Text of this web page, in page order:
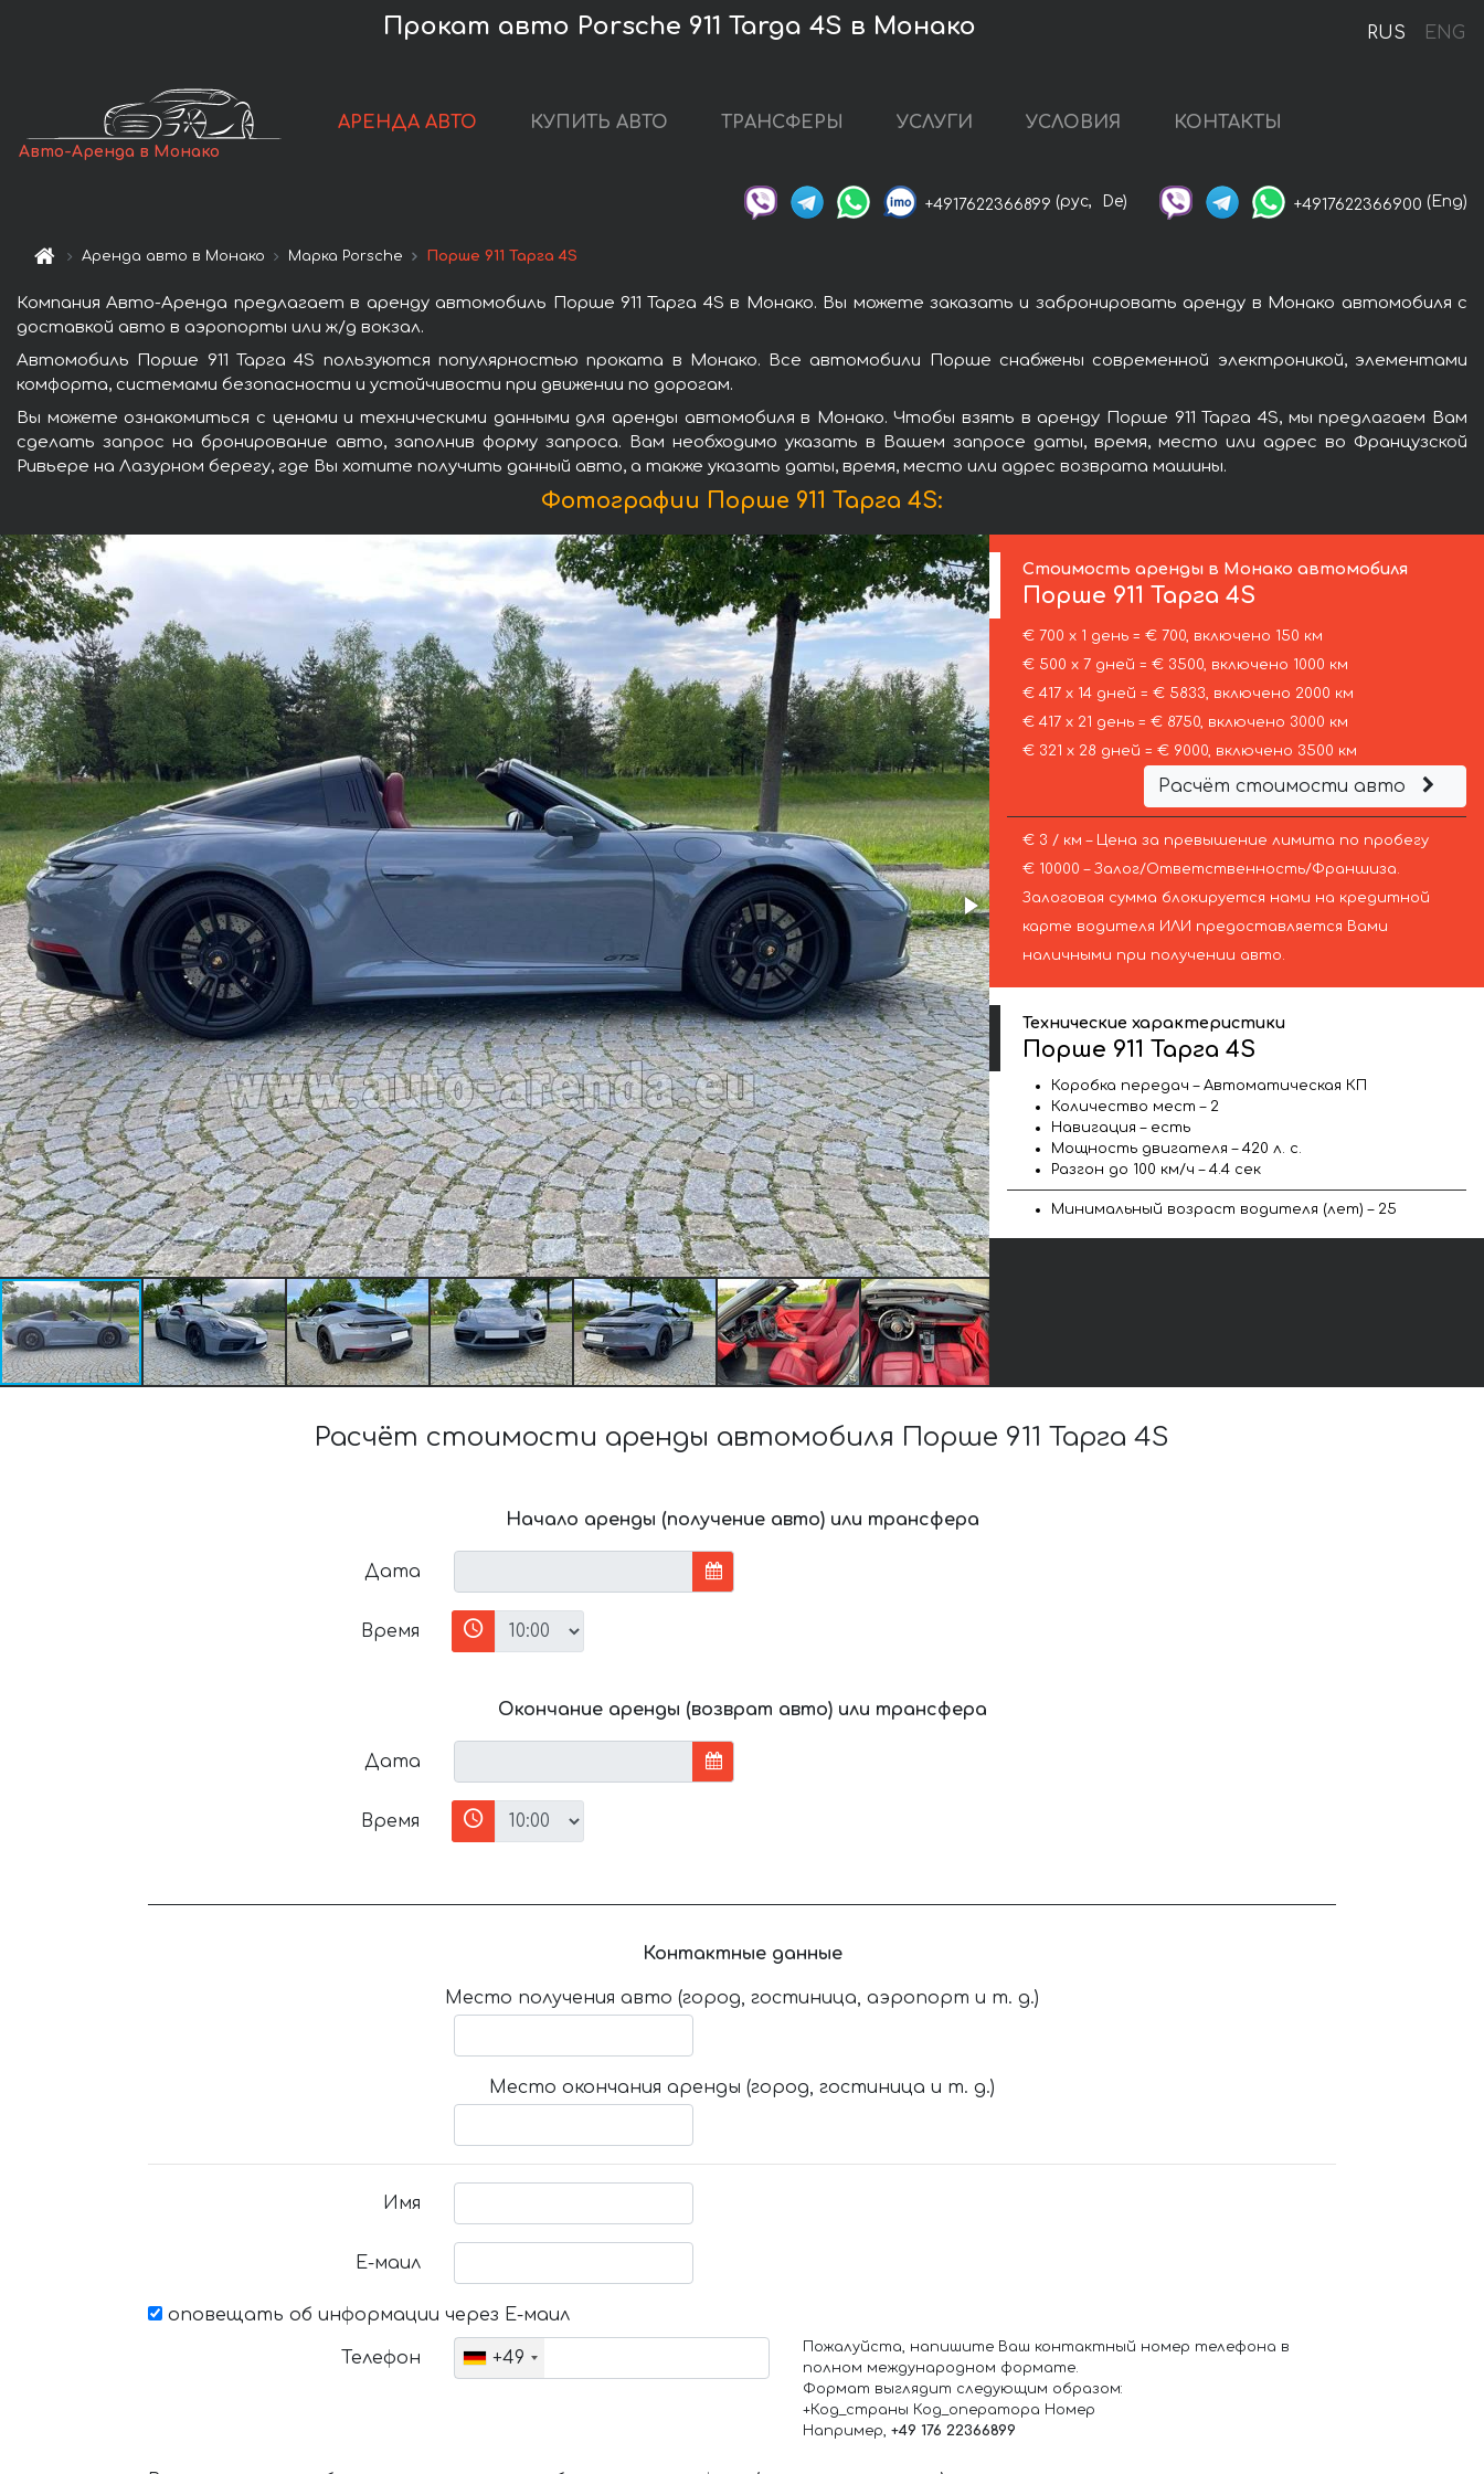
RUS ENG
Прокат авто Porsche 911 Targa 4S в Монако
Авто-Аренда в Монако
АРЕНДА АВТО КУПИТЬ АВТО ТРАНСФЕРЫ УСЛУГИ УСЛОВИЯ КОНТАКТЫ
+4917622366899 (рус, De) +4917622366900 (Eng)
Аренда авто в Монако Марка Porsche Порше 911 Тарга 4S
Компания Авто-Аренда предлагает в аренду автомобиль Порше 911 Тарга 4S в Монако. Вы можете заказать и забронировать аренду в Монако автомобиля с
доставкой авто в аэропорты или ж/д вокзал.
Автомобиль Порше 911 Тарга 4S пользуются популярностью проката в Монако. Все автомобили Порше снабжены современной электроникой, элементами
комфорта, системами безопасности и устойчивости при движении по дорогам.
Вы можете ознакомиться с ценами и техническими данными для аренды автомобиля в Монако. Чтобы взять в аренду Порше 911 Тарга 4S, мы предлагаем Вам
сделать запрос на бронирование авто, заполнив форму запроса. Вам необходимо указать в Вашем запросе даты, время, место или адрес во Французской
Ривьере на Лазурном берегу, где Вы хотите получить данный авто, а также указать даты, время, место или адрес возврата машины.
Фотографии Порше 911 Тарга 4S:
Стоимость аренды в Монако автомобиля
Порше 911 Тарга 4S
€ 700 х 1 день = € 700, включено 150 км
€ 500 х 7 дней = € 3500, включено 1000 км
€ 417 х 14 дней = € 5833, включено 2000 км
€ 417 х 21 день = € 8750, включено 3000 км
€ 321 х 28 дней = € 9000, включено 3500 км
Расчёт стоимости авто
€ 3 / км – Цена за превышение лимита по пробегу
€ 10000 – Залог/Ответственность/Франшиза.
Залоговая сумма блокируется нами на кредитной
карте водителя ИЛИ предоставляется Вами
наличными при получении авто.
Технические характеристики
Порше 911 Тарга 4S
Коробка передач – Автоматическая КП
Количество мест – 2
Навигация – есть
Мощность двигателя – 420 л. с.
Разгон до 100 км/ч – 4.4 сек
Минимальный возраст водителя (лет) – 25
Расчёт стоимости аренды автомобиля Порше 911 Тарга 4S
Начало аренды (получение авто) или трансфера
Дата
Время
Окончание аренды (возврат авто) или трансфера
Дата
Время
Контактные данные
Место получения авто (город, гостиница, аэропорт и т. д.)
Место окончания аренды (город, гостиница и т. д.)
Имя
Е-маил
оповещать об информации через Е-маил
Телефон +49
Пожалуйста, напишите Ваш контактный номер телефона в
полном международном формате.
Формат выглядит следующим образом:
+Код_страны Код_оператора Номер
Например, +49 176 22366899